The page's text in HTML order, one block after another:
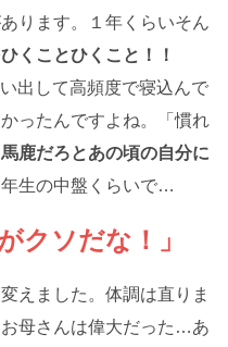
ります。１年くらいそん
くことひくこと！！
出して高頻度で寝込んで
ったんですよね。「慣れ
馬鹿だろとあの頃の自分に
生の中盤くらいで…
クソだな！」
えました。体調は直りま
お母さんは偉大だった…あ